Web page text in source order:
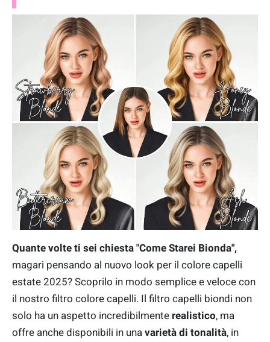
Quante volte ti sei chiesta "Come Starei Bionda",
magari pensando al nuovo look per il colore capelli
estate 2025? Scoprilo in modo semplice e veloce con
il nostro filtro colore capelli. Il filtro capelli biondi non
solo ha un aspetto incredibilmente realistico, ma
offre anche disponibili in una varietà di tonalità, in